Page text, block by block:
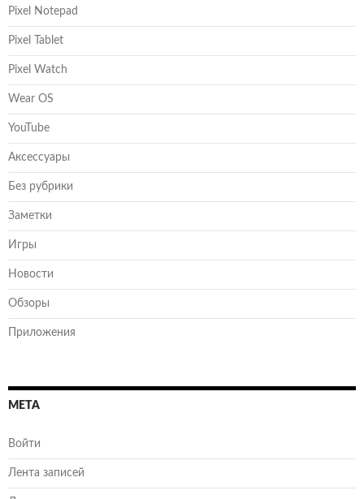
Pixel Notepad
Pixel Tablet
Pixel Watch
Wear OS
YouTube
Аксессуары
Без рубрики
Заметки
Игры
Новости
Обзоры
Приложения
МЕТА
Войти
Лента записей